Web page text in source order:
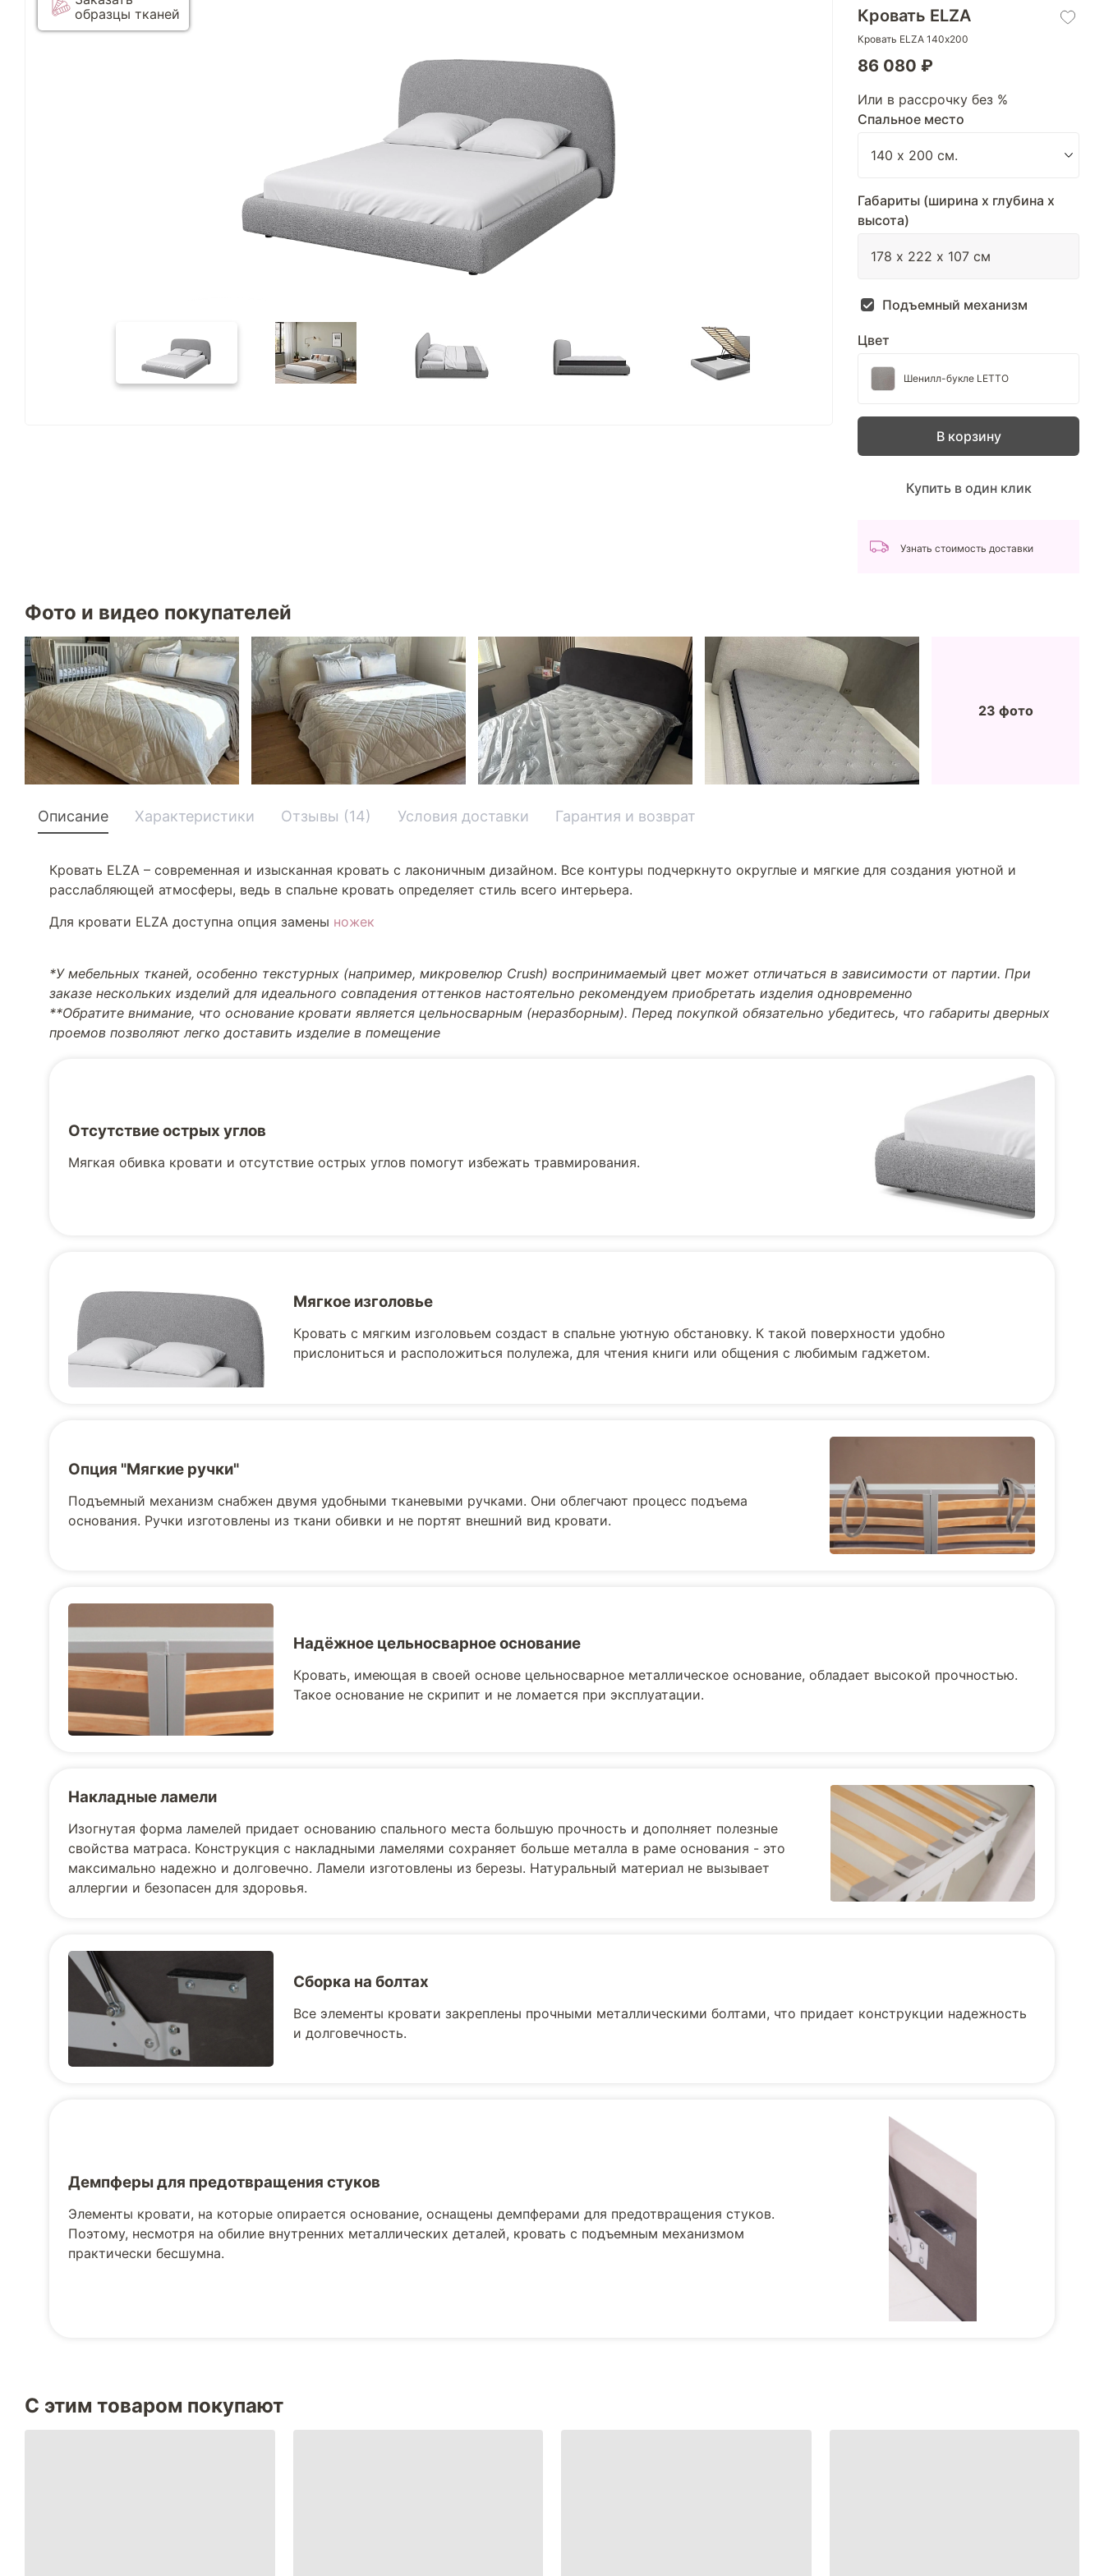
образцы тканей
Кровать ELZA
Кровать ELZA 140х200
86 080 ₽
Или в рассрочку без %
Спальное место
Габариты (ширина х глубина х
высота)
Подъемный механизм
Цвет
Шенилл-букле LETTO
В корзину
Купить в один клик
Узнать стоимость доставки
Фото и видео покупателей
23 фото
Описание Характеристики Отзывы (14) Условия доставки Гарантия и возврат
Кровать ELZA – современная и изысканная кровать с лаконичным дизайном. Все контуры подчеркнуто округлые и мягкие для создания уютной и
расслабляющей атмосферы, ведь в спальне кровать определяет стиль всего интерьера.
Для кровати ELZA доступна опция замены ножек
*У мебельных тканей, особенно текстурных (например, микровелюр Crush) воспринимаемый цвет может отличаться в зависимости от партии. При
заказе нескольких изделий для идеального совпадения оттенков настоятельно рекомендуем приобретать изделия одновременно
**Обратите внимание, что основание кровати является цельносварным (неразборным). Перед покупкой обязательно убедитесь, что габариты дверных
проемов позволяют легко доставить изделие в помещение
Отсутствие острых углов
Мягкая обивка кровати и отсутствие острых углов помогут избежать травмирования.
Мягкое изголовье
Кровать с мягким изголовьем создаст в спальне уютную обстановку. К такой поверхности удобно
прислониться и расположиться полулежа, для чтения книги или общения с любимым гаджетом.
Опция "Мягкие ручки"
Подъемный механизм снабжен двумя удобными тканевыми ручками. Они облегчают процесс подъема
основания. Ручки изготовлены из ткани обивки и не портят внешний вид кровати.
Надёжное цельносварное основание
Кровать, имеющая в своей основе цельносварное металлическое основание, обладает высокой прочностью.
Такое основание не скрипит и не ломается при эксплуатации.
Накладные ламели
Изогнутая форма ламелей придает основанию спального места большую прочность и дополняет полезные
свойства матраса. Конструкция с накладными ламелями сохраняет больше металла в раме основания - это
максимально надежно и долговечно. Ламели изготовлены из березы. Натуральный материал не вызывает
аллергии и безопасен для здоровья.
Сборка на болтах
Все элементы кровати закреплены прочными металлическими болтами, что придает конструкции надежность
и долговечность.
Демпферы для предотвращения стуков
Элементы кровати, на которые опирается основание, оснащены демпферами для предотвращения стуков.
Поэтому, несмотря на обилие внутренних металлических деталей, кровать с подъемным механизмом
практически бесшумна.
С этим товаром покупают